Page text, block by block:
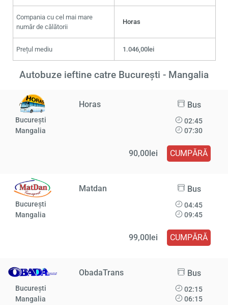
Compania cu cel mai mare
număr de călătorii
Horas
Prețul mediu 1.046,00lei
Autobuze ieftine catre București - Mangalia
Horas Bus
București
Mangalia
02:45
07:30
90,00lei CUMPĂRĂ
Matdan Bus
București
Mangalia
04:45
09:45
99,00lei CUMPĂRĂ
ObadaTrans Bus
București
Mangalia
02:15
06:15